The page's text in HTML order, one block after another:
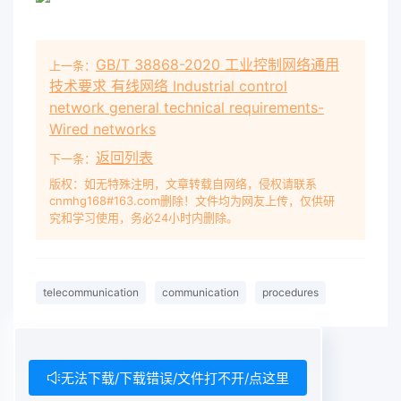
上一条： GB/T 38868-2020 工业控制网络通用
技术要求 有线网络 Industrial control
network general technical requirements-
Wired networks
下一条： 返回列表
版权：如无特殊注明，文章转载自网络，侵权请联系
cnmhg168#163.com删除！文件均为网友上传，仅供研
究和学习使用，务必24小时内删除。
telecommunication communication procedures
无法下载/下载错误/文件打不开/点这里